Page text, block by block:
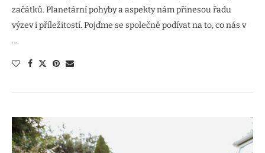
začátků. Planetární pohyby a aspekty nám přinesou řadu
výzev i příležitostí. Pojďme se společně podívat na to, co nás v
…